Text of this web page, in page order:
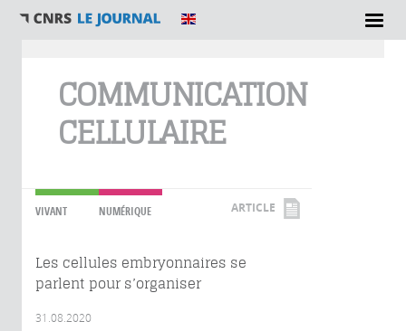
COMMUNICATION
CELLULAIRE
VIVANT NUMÉRIQUE ARTICLE
Les cellules embryonnaires se
parlent pour s’organiser
31.08.2020